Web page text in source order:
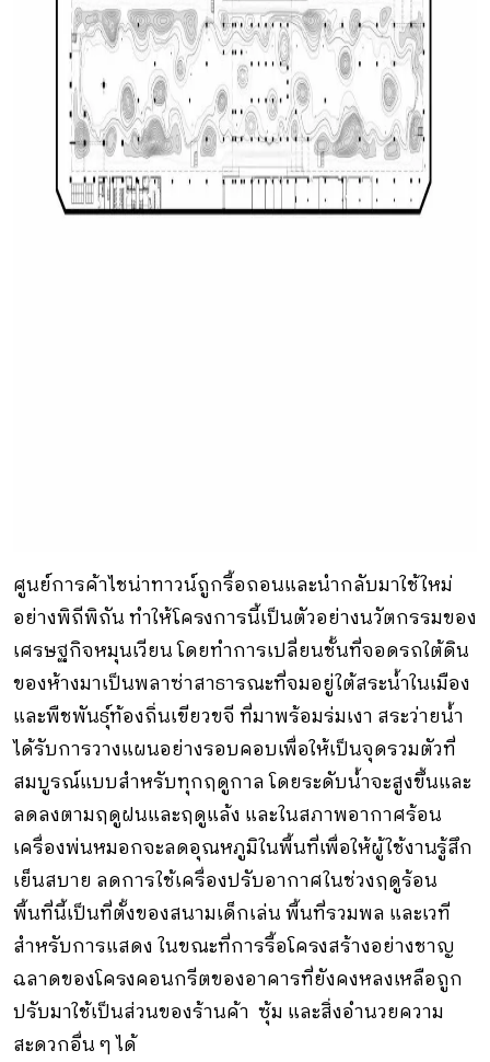
ศูนย์การค้าไชน่าทาวน์ถูกรื้อถอนและนำกลับมาใช้ใหม่
อย่างพิถีพิถัน ทำให้โครงการนี้เป็นตัวอย่างนวัตกรรมของ
เศรษฐกิจหมุนเวียน โดยทำการเปลี่ยนชั้นที่จอดรถใต้ดิน
ของห้างมาเป็นพลาซ่าสาธารณะที่จมอยู่ใต้สระน้ำในเมือง
และพืชพันธุ์ท้องถิ่นเขียวขจี ที่มาพร้อมร่มเงา สระว่ายน้ำ
ได้รับการวางแผนอย่างรอบคอบเพื่อให้เป็นจุดรวมตัวที่
สมบูรณ์แบบสำหรับทุกฤดูกาล โดยระดับน้ำจะสูงขึ้นและ
ลดลงตามฤดูฝนและฤดูแล้ง และในสภาพอากาศร้อน
เครื่องพ่นหมอกจะลดอุณหภูมิในพื้นที่เพื่อให้ผู้ใช้งานรู้สึก
เย็นสบาย ลดการใช้เครื่องปรับอากาศในช่วงฤดูร้อน
พื้นที่นี้เป็นที่ตั้งของสนามเด็กเล่น พื้นที่รวมพล และเวที
สำหรับการแสดง ในขณะที่การรื้อโครงสร้างอย่างชาญ
ฉลาดของโครงคอนกรีตของอาคารที่ยังคงหลงเหลือถูก
ปรับมาใช้เป็นส่วนของร้านค้า ซุ้ม และสิ่งอำนวยความ
สะดวกอื่น ๆ ได้